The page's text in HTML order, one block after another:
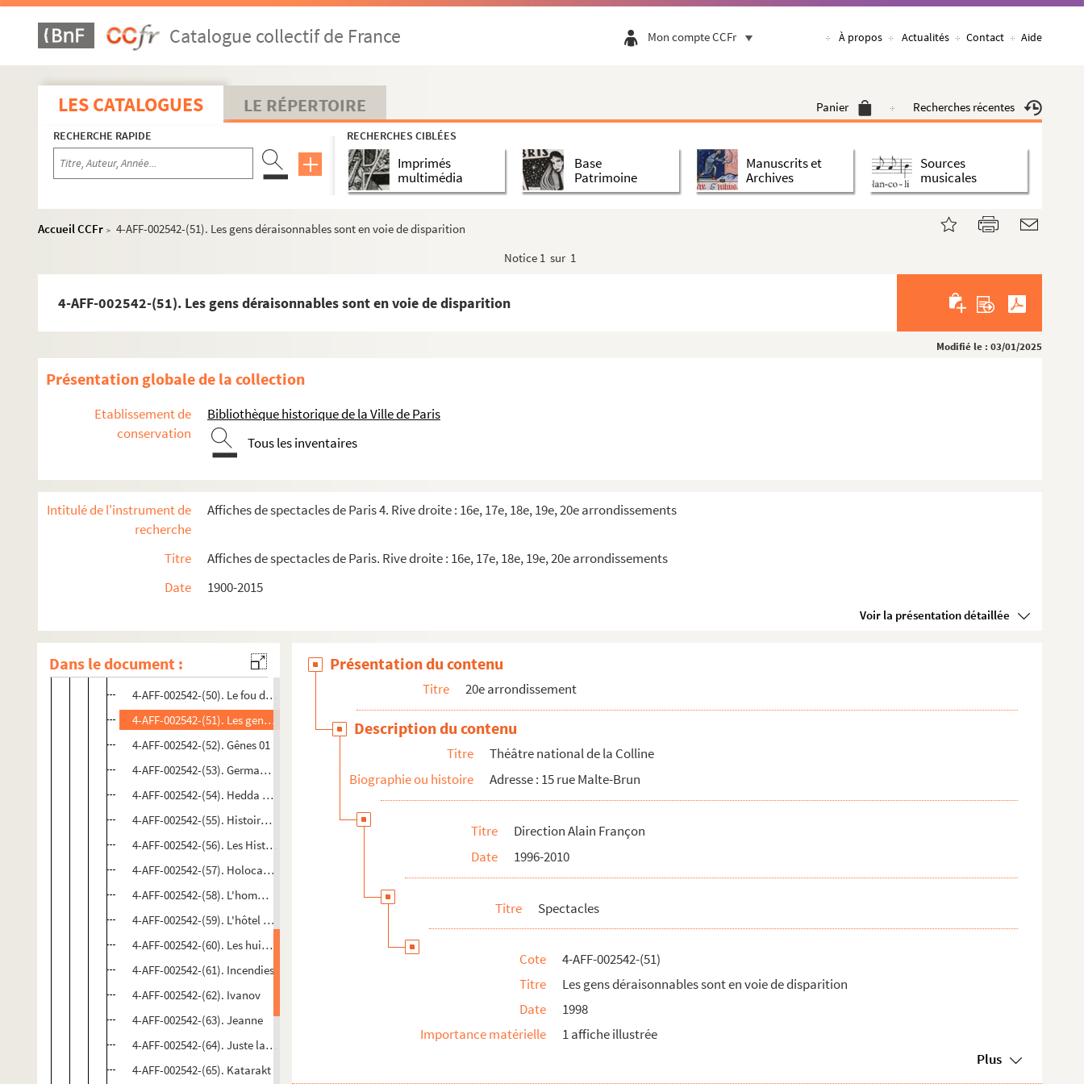
Catalogue collectif de France Mon compte CCFr À propos Actualités Contact Aide
LES CATALOGUES LE RÉPERTOIRE Panier Recherches récentes
RECHERCHE RAPIDE RECHERCHES CIBLÉES
Imprimés
multimédia
Base
Patrimoine
Manuscrits et
Archives
Sources
musicales
Accueil CCFr > 4-AFF-002542-(51). Les gens déraisonnables sont en voie de disparition
Notice 1 sur 1
4-AFF-002542-(51). Les gens déraisonnables sont en voie de disparition
Modifié le : 03/01/2025
Présentation globale de la collection
Etablissement de
conservation
Bibliothèque historique de la Ville de Paris
Tous les inventaires
Intitulé de l'instrument de
recherche
Affiches de spectacles de Paris 4. Rive droite : 16e, 17e, 18e, 19e, 20e arrondissements
Titre
Affiches de spectacles de Paris. Rive droite : 16e, 17e, 18e, 19e, 20e arrondissements
Date
1900-2015
Voir la présentation détaillée
Dans le document :
4-AFF-002542-(24). Le chant du dire-dire
4-AFF-002542-(25). Check up
4-AFF-002542-(26). Le chemin de Damas
4-AFF-002542-(27). Le cochon noir
4-AFF-002542-(28). Le colonel des zouaves
4-AFF-002542-(29). La comédie de Macbeth
4-AFF-002542-(30). Comme un chant de David
4-AFF-002542-(34). Dans la jungle des villes
4-AFF-002542-(37). Du matin à minuit
4-AFF-002542-(39). L'échange
4-AFF-002542-(40). éclipse du 11 août
4-AFF-002542-(42). L'enfant rêve
4-AFF-002542-(43). Un ennemi du peuple
4-AFF-002542-(45). Et puis, quand le jour s'est levé, je me suis endormie
4-AFF-002542-(46). L'exaltation du labyrinthe ; La mouette
4-AFF-002542-(48). Foi amour espérance
4-AFF-002542-(49). Forces 1915-2008
4-AFF-002542-(50). Le fou d'Elsa
4-AFF-002542-(51). Les gens déraisonnables sont en voie de disparition
4-AFF-002542-(52). Gênes 01
4-AFF-002542-(53). Germania 3. Les spectres du mort-homme
4-AFF-002542-(54). Hedda Gabler
4-AFF-002542-(55). Histoires de famille
4-AFF-002542-(56). Les Histrions (détail)
4-AFF-002542-(57). Holocauste
4-AFF-002542-(58). L'homme de février
4-AFF-002542-(59). L'hôtel du libre-échange
4-AFF-002542-(60). Les huissiers
4-AFF-002542-(61). Incendies
4-AFF-002542-(62). Ivanov
4-AFF-002542-(63). Jeanne
4-AFF-002542-(64). Juste la fin du monde
4-AFF-002542-(65). Katarakt
Présentation du contenu
Titre 20e arrondissement
Description du contenu
Titre
Théâtre national de la Colline
Biographie ou histoire
Adresse : 15 rue Malte-Brun
Titre
Direction Alain Françon
Date
1996-2010
Titre Spectacles
Cote
4-AFF-002542-(51)
Titre
Les gens déraisonnables sont en voie de disparition
Date
1998
Importance matérielle
1 affiche illustrée
Plus